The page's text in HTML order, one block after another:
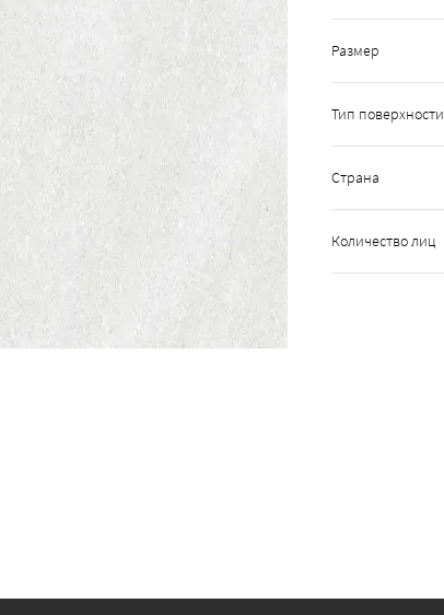
Размер
Тип поверхности
Страна
Количество лиц